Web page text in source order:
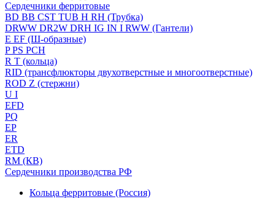
Сердечники ферритовые
BD BB CST TUB H RH (Трубка)
DRWW DR2W DRH IG IN I RWW (Гантели)
E EF (Ш-образные)
P PS PCH
R T (кольца)
RID (трансфлюкторы двухотверстные и многоотверстные)
ROD Z (стержни)
U I
EFD
PQ
EP
ER
ETD
RM (КВ)
Сердечники производства РФ
Кольца ферритовые (Россия)